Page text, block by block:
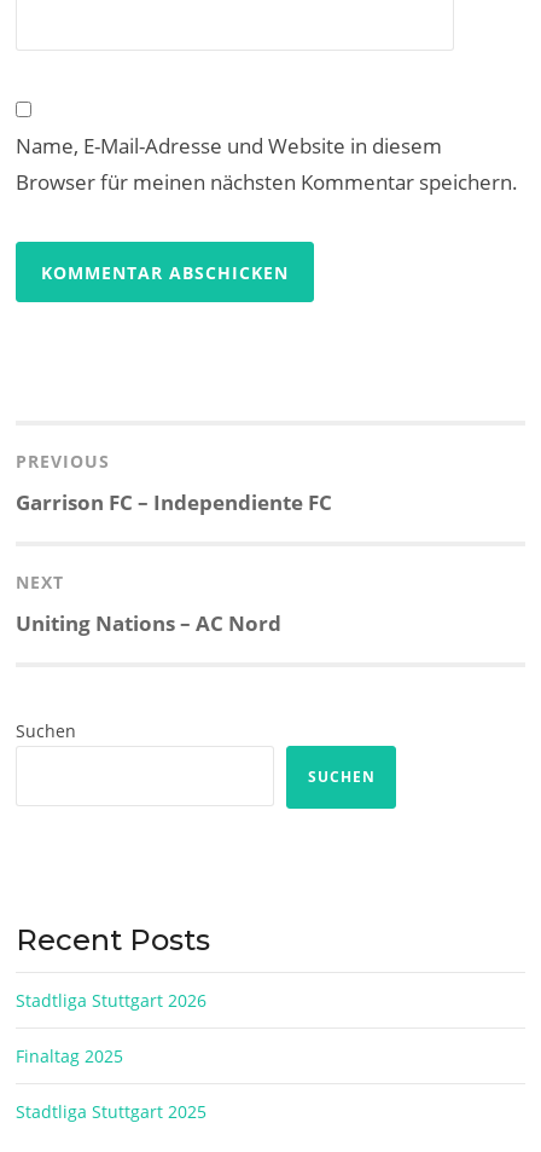
Name, E-Mail-Adresse und Website in diesem
Browser für meinen nächsten Kommentar speichern.
PREVIOUS
Previous
Garrison FC – Independiente FC
NEXT
Next
Uniting Nations – AC Nord
Suchen
SUCHEN
Recent Posts
Stadtliga Stuttgart 2026
Finaltag 2025
Stadtliga Stuttgart 2025